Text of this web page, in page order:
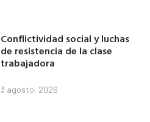
Conflictividad social y luchas
de resistencia de la clase
trabajadora
3 agosto, 2026